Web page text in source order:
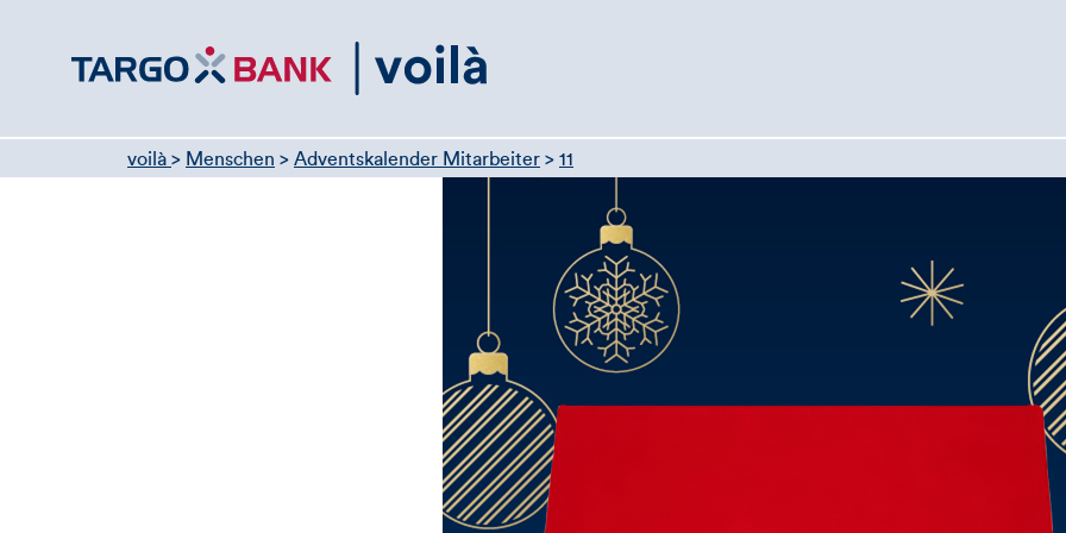
voilà > Menschen > Adventskalender Mitarbeiter > 11